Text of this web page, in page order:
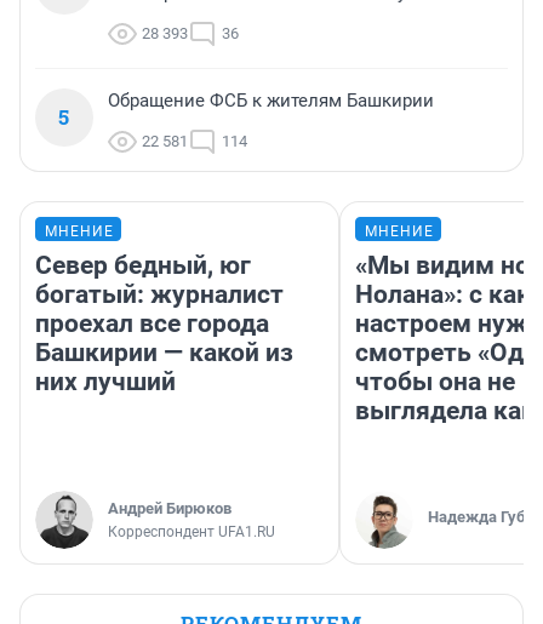
28 393 36
5
Обращение ФСБ к жителям Башкирии
22 581 114
МНЕНИЕ
Север бедный, юг
богатый: журналист
проехал все города
Башкирии — какой из
них лучший
Андрей Бирюков
Корреспондент UFA1.RU
МНЕНИЕ
«Мы видим
Нолана»: с
настроем
смотреть
чтобы она не
выглядела как
Надежда